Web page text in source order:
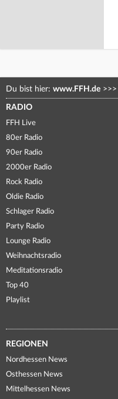
Du bist hier: www.FFH.de >>>
RADIO
FFH Live
80er Radio
90er Radio
2000er Radio
Rock Radio
Oldie Radio
Schlager Radio
Party Radio
Lounge Radio
Weihnachtsradio
Meditationsradio
Top 40
Playlist
REGIONEN
Nordhessen News
Osthessen News
Mittelhessen News